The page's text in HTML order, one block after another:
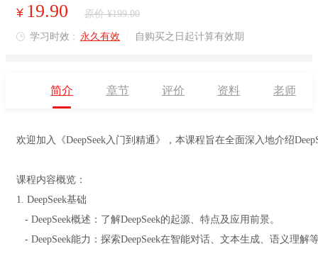
¥ 19.90 原价 ¥199.00
 学习时效 : 永久有效 自购买之日起计算有效期
简介 章节 评价 资料 老师
欢迎加入《DeepSeek入门到精通》，本课程旨在全面深入地介绍
课程内容概览：
1. DeepSeek基础
- DeepSeek概述：了解DeepSeek的起源、特点及应用前景。
- DeepSeek能力：探索DeepSeek在智能对话、文本生成、语义理解